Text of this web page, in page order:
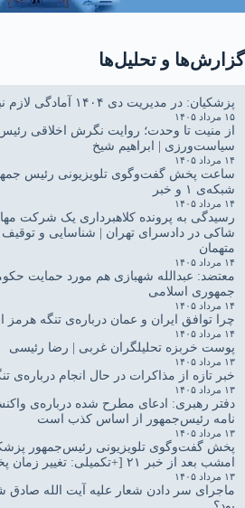
گزارش‌ها و تحلیل‌ها
پزشکیان: در مدیریت دی ۱۴۰۴ آمادگی لازم نبود
۱۵ مرداد ۱۴۰۵
از منیت تا وحدت؛ روایت نگرش اخلاقی
سیاست‌ورزی | ابراهیم شیخ
۱۴ مرداد ۱۴۰۵
ساعت پخش گفت‌وگوی تلویزیونی رئیس
شبکه‌ی ۱ و خبر
۱۴ مرداد ۱۴۰۵
متهمان
۱۴ مرداد ۱۴۰۵
معتضد: عبدالله شهبازی هم مورد حمایت
جمهوری اسلامی
۱۴ مرداد ۱۴۰۵
چرا توافق ایران و عمان درباره‌ی تنگه هرمز
۱۴ مرداد ۱۴۰۵
پوست خربزه تحلیلگران غربی | رضا رئیسی
۱۳ مرداد ۱۴۰۵
خبر تازه از مذاکرات در حال انجام درباره‌ی
۱۳ مرداد ۱۴۰۵
دفتر رهبری: ادعای مطرح شده درباره‌ی
نامه رئیس‌جمهور از اساس کذب است
۱۳ مرداد ۱۴۰۵
پخش گفت‌وگوی تلویزیونی رئیس‌جمهور
امشب بعد از خبر ۲۱ [+تکمیلی: تغییر زمان پخش]
۱۳ مرداد ۱۴۰۵
ماجرای سر دادن شعار علیه آیت الله صادق
بود؟